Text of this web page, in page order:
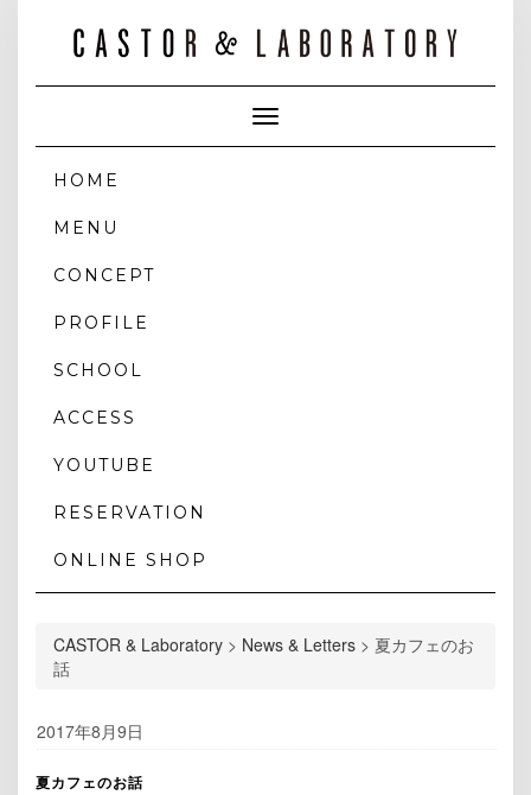
Toggle
Navigation
HOME
MENU
CONCEPT
PROFILE
SCHOOL
ACCESS
YOUTUBE
RESERVATION
ONLINE SHOP
CASTOR & Laboratory > News & Letters > 夏カフェのお
話
2017年8月9日
夏カフェのお話